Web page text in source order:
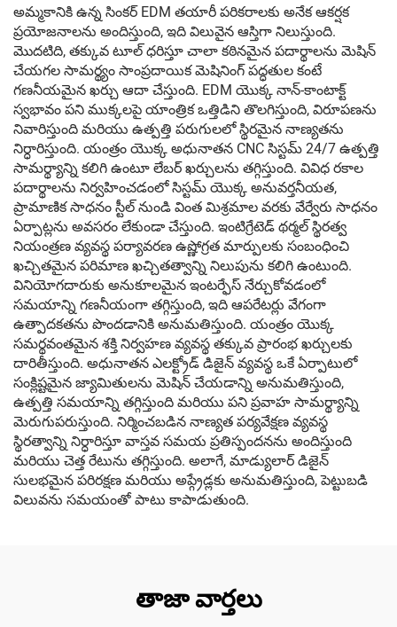
అమ్మకానికి ఉన్న సింకర్ EDM తయారీ పరికరాలకు అనేక ఆకర్షక
ప్రయోజనాలను అందిస్తుంది, ఇది విలువైన ఆస్తిగా నిలుస్తుంది.
మొదటిది, తక్కువ టూల్ ధరిస్తూ చాలా కఠినమైన పదార్థాలను మెషిన్
చేయగల సామర్థ్యం సాంప్రదాయిక మెషినింగ్ పద్ధతుల కంటే
గణనీయమైన ఖర్చు ఆదా చేస్తుంది. EDM యొక్క నాన్-కాంటాక్ట్
స్వభావం పని ముక్కలపై యాంత్రిక ఒత్తిడిని తొలగిస్తుంది, విరూపణను
నివారిస్తుంది మరియు ఉత్పత్తి పరుగులలో స్థిరమైన నాణ్యతను
నిర్ధారిస్తుంది. యంత్రం యొక్క అధునాతన CNC సిస్టమ్ 24/7 ఉత్పత్తి
సామర్థ్యాన్ని కలిగి ఉంటూ లేబర్ ఖర్చులను తగ్గిస్తుంది. వివిధ రకాల
పదార్థాలను నిర్వహించడంలో సిస్టమ్ యొక్క అనువర్తనీయత,
ప్రామాణిక సాధనం స్టీల్ నుండి వింత మిశ్రమాల వరకు వేర్వేరు సాధనం
ఏర్పాట్లను అవసరం లేకుండా చేస్తుంది. ఇంటిగ్రేటెడ్ థర్మల్ స్థిరత్వ
నియంత్రణ వ్యవస్థ పర్యావరణ ఉష్ణోగ్రత మార్పులకు సంబంధించి
ఖచ్చితమైన పరిమాణ ఖచ్చితత్వాన్ని నిలుపును కలిగి ఉంటుంది.
వినియోగదారుకు అనుకూలమైన ఇంటర్ఫేస్ నేర్చుకోవడంలో
సమయాన్ని గణనీయంగా తగ్గిస్తుంది, ఇది ఆపరేటర్లు వేగంగా
ఉత్పాదకతను పొందడానికి అనుమతిస్తుంది. యంత్రం యొక్క
సమర్థవంతమైన శక్తి నిర్వహణ వ్యవస్థ తక్కువ ప్రారంభ ఖర్చులకు
దారితీస్తుంది. అధునాతన ఎలక్ట్రోడ్ డిజైన్ వ్యవస్థ ఒకే ఏర్పాటులో
సంక్లిష్టమైన జ్యామితులను మెషిన్ చేయడాన్ని అనుమతిస్తుంది,
ఉత్పత్తి సమయాన్ని తగ్గిస్తుంది మరియు పని ప్రవాహ సామర్థ్యాన్ని
మెరుగుపరుస్తుంది. నిర్మించబడిన నాణ్యత పర్యవేక్షణ వ్యవస్థ
స్థిరత్వాన్ని నిర్ధారిస్తూ వాస్తవ సమయ ప్రతిస్పందనను అందిస్తుంది
మరియు చెత్త రేటును తగ్గిస్తుంది. అలాగే, మాడ్యులార్ డిజైన్
సులభమైన పరిరక్షణ మరియు అప్గ్రేడ్లకు అనుమతిస్తుంది, పెట్టుబడి
విలువను సమయంతో పాటు కాపాడుతుంది.
తాజా వార్తలు